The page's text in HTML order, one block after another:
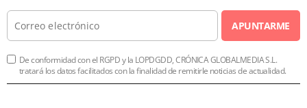
APUNTARME
De conformidad con el RGPD y la LOPDGDD, CRÓNICA GLOBALMEDIA S.L.
tratará los datos facilitados con la finalidad de remitirle noticias de actualidad.